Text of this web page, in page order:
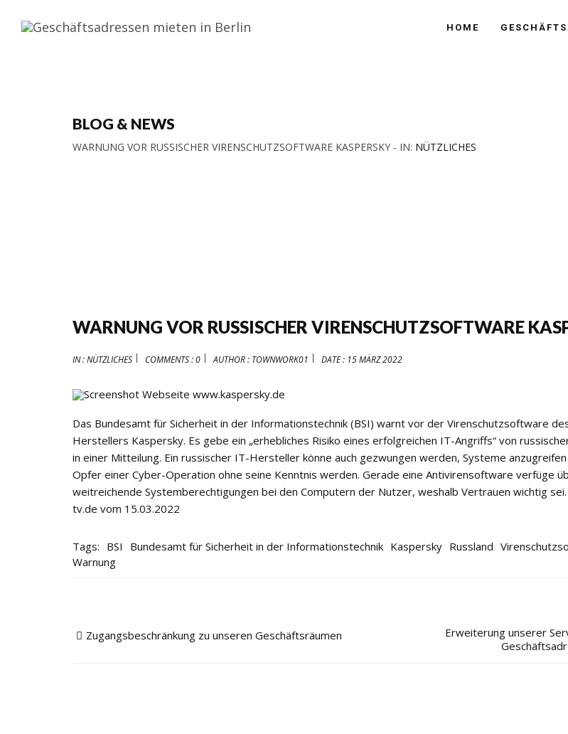
HOME
BLOG & NEWS
WARNUNG VOR RUSSISCHER VIRENSCHUTZSOFTWARE KASPERSKY - IN: NÜTZLICHES
WARNUNG VOR RUSSISCHER VIRENSCHUTZSOFTWARE
IN :NÜTZLICHES COMMENTS : 0 AUTHOR : TOWNWORK01 DATE : 15 MÄRZ 2022
Das Bundesamt für Sicherheit in der Informationstechnik (BSI) warnt vor der Virenschutzsoftware
Herstellers Kaspersky. Es gebe ein „erhebliches Risiko eines erfolgreichen IT-Angriffs“ von
in einer Mitteilung. Ein russischer IT-Hersteller könne auch gezwungen werden, Systeme
Opfer einer Cyber-Operation ohne seine Kenntnis werden. Gerade eine Antivirensoftware verfüge
weitreichende Systemberechtigungen bei den Computern der Nutzer, weshalb Vertrauen wichtig
tv.de vom 15.03.2022
Tags: BSI Bundesamt für Sicherheit in der Informationstechnik Kaspersky Russland
Warnung
Zugangsbeschränkung zu unseren Geschäftsräumen
Erweiterung unserer